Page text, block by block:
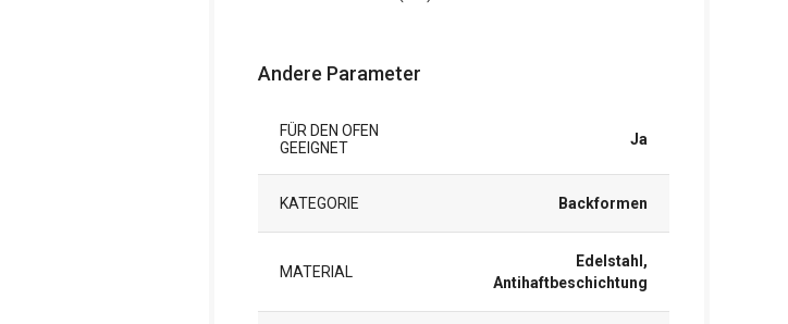
Andere Parameter
FÜR DEN OFEN
GEEIGNET
Ja
KATEGORIE Backformen
MATERIAL
Edelstahl,
Antihaftbeschichtung